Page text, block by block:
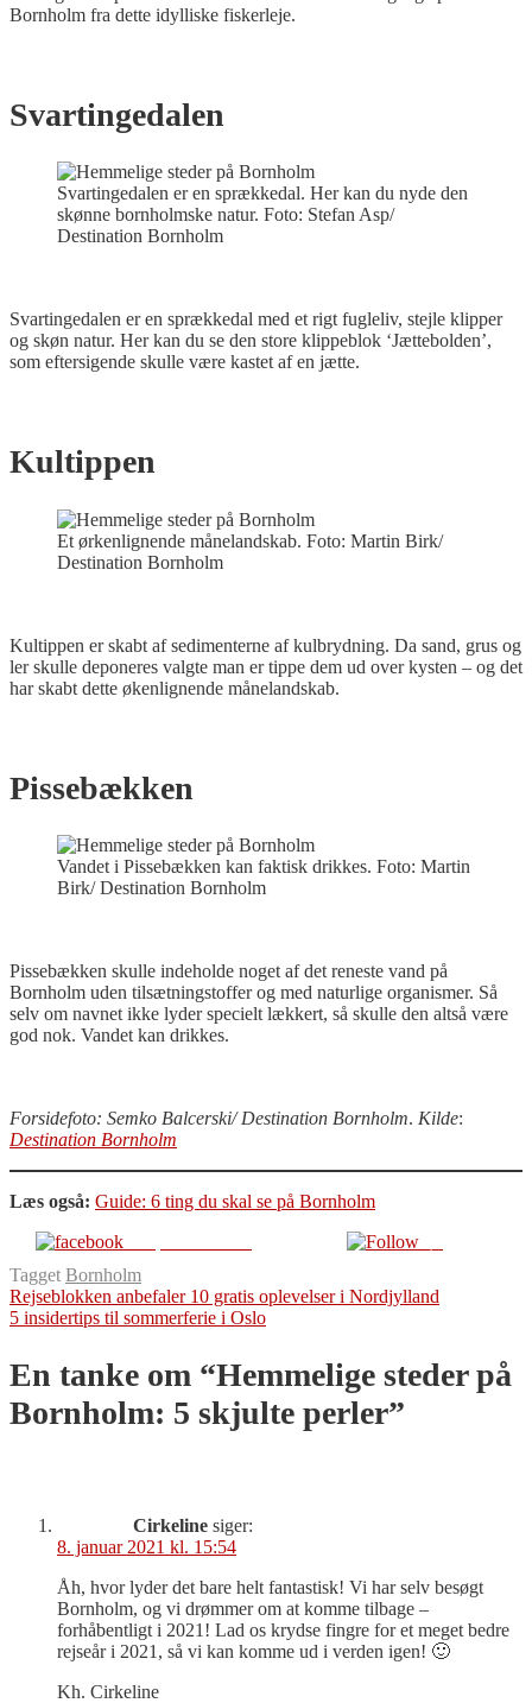
Bornholm fra dette idylliske fiskerleje.
Svartingedalen
Svartingedalen er en sprækkedal. Her kan du nyde den
skønne bornholmske natur. Foto: Stefan Asp/
Destination Bornholm
Svartingedalen er en sprækkedal med et rigt fugleliv, stejle klipper
og skøn natur. Her kan du se den store klippeblok ‘Jættebolden’,
som eftersigende skulle være kastet af en jætte.
Kultippen
Et ørkenlignende månelandskab. Foto: Martin Birk/
Destination Bornholm
Kultippen er skabt af sedimenterne af kulbrydning. Da sand, grus og
ler skulle deponeres valgte man er tippe dem ud over kysten – og det
har skabt dette økenlignende månelandskab.
Pissebækken
Vandet i Pissebækken kan faktisk drikkes. Foto: Martin
Birk/ Destination Bornholm
Pissebækken skulle indeholde noget af det reneste vand på
Bornholm uden tilsætningstoffer og med naturlige organismer. Så
selv om navnet ikke lyder specielt lækkert, så skulle den altså være
god nok. Vandet kan drikkes.
Forsidefoto: Semko Balcerski/ Destination Bornholm. Kilde:
Destination Bornholm
Læs også: Guide: 6 ting du skal se på Bornholm
Tagget Bornholm
Indlægsnavigation
Rejseblokken anbefaler 10 gratis oplevelser i Nordjylland
5 insidertips til sommerferie i Oslo
En tanke om “Hemmelige steder på
Bornholm: 5 skjulte perler”
Cirkeline siger:
8. januar 2021 kl. 15:54
Åh, hvor lyder det bare helt fantastisk! Vi har selv besøgt
Bornholm, og vi drømmer om at komme tilbage –
forhåbentligt i 2021! Lad os krydse fingre for et meget bedre
rejseår i 2021, så vi kan komme ud i verden igen! 🙂
Kh. Cirkeline